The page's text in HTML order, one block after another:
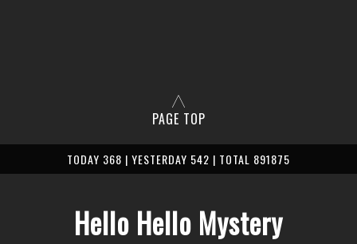
PAGE TOP
TODAY 368 | YESTERDAY 542 | TOTAL 891875
Hello Hello Mystery